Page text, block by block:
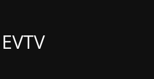
EVTV